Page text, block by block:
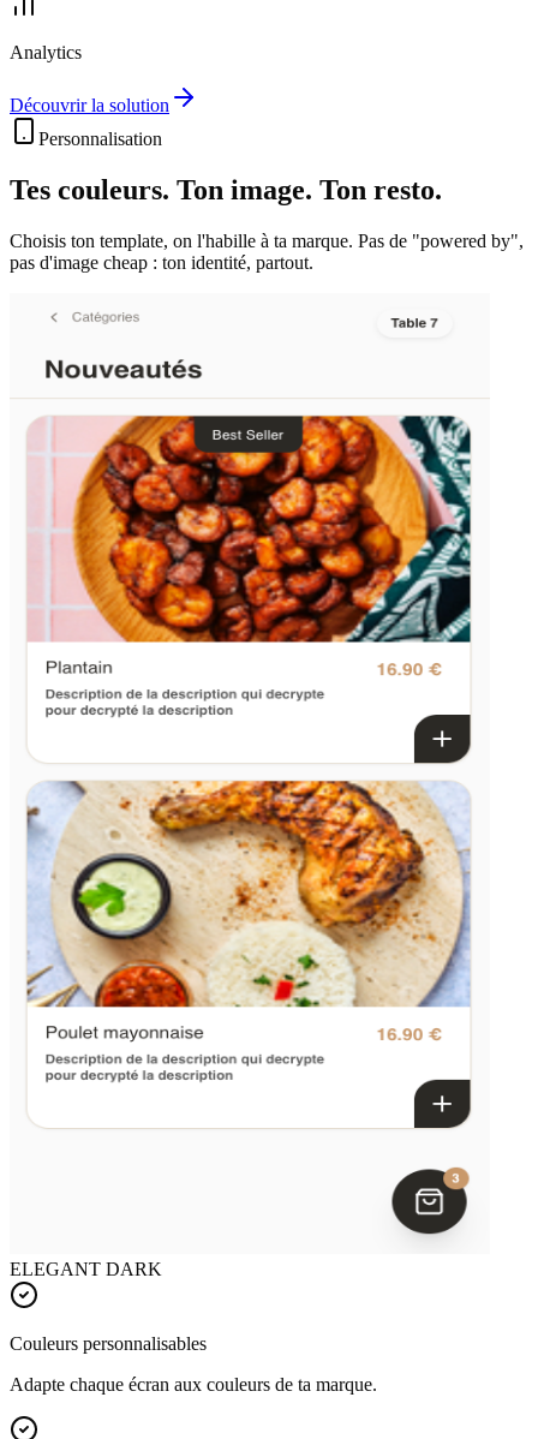
Analytics
Découvrir la solution
Personnalisation
Tes couleurs. Ton image. Ton resto.
Choisis ton template, on l'habille à ta marque. Pas de "powered by",
pas d'image cheap : ton identité, partout.
ELEGANT DARK
Couleurs personnalisables
Adapte chaque écran aux couleurs de ta marque.